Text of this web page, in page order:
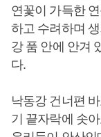
연꽃이 가득한
하고 수려하며
강 품 안에 안겨
다.
낙동강 건너편
기 끝자락에 솟